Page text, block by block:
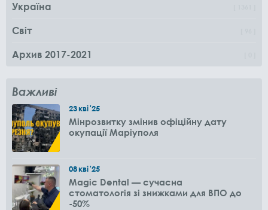
Україна
Світ
Архив 2017-2021
Важливі
23кві'25
Мінрозвитку змінив офіційну дату
окупації Маріуполя
08кві'25
Magic Dental — сучасна
стоматологія зі знижками для ВПО до
-50%